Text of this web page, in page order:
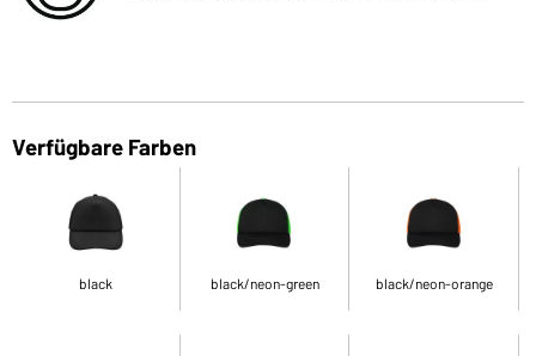
Verfügbare Farben
black black/neon-green black/neon-orange